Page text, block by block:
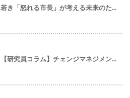
若き「怒れる市長」が考える未来のた...
【研究員コラム】チェンジマネジメン...